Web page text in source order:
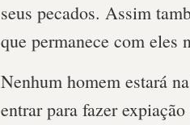
seus pecados. Assim
que permanece com eles
Nenhum homem estará
entrar para fazer